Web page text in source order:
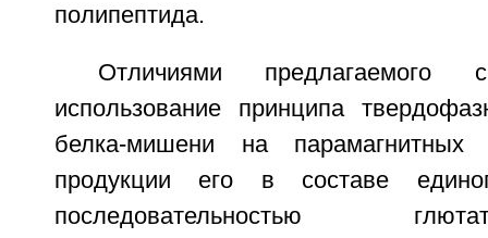
полипептида.
Отличиями предлагаемого
использование принципа
белка-мишени на
продукции его в составе
последовательностью